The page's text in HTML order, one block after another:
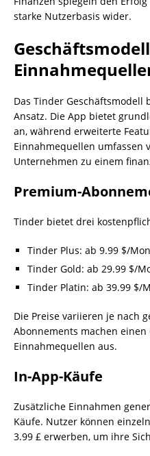
starke Nutzerbasis wider.
Das Tinder Geschäftsmodell
Ansatz. Die App bietet
an, während erweiterte
Einnahmequellen umfassen
Unternehmen zu einem
Premium-
Tinder bietet drei
Tinder Plus: ab 9.99 $/
Tinder Gold: ab 29.99 $/
Tinder Platin: ab 39.99 $/
Die Preise variieren je nach
Abonnements machen
Einnahmequellen aus.
In-App-Käufe
Zusätzliche Einnahmen
Käufe. Nutzer können
3.99 £ erwerben, um ihre